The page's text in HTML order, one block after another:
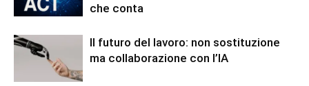
che conta
Il futuro del lavoro: non sostituzione
ma collaborazione con l’IA